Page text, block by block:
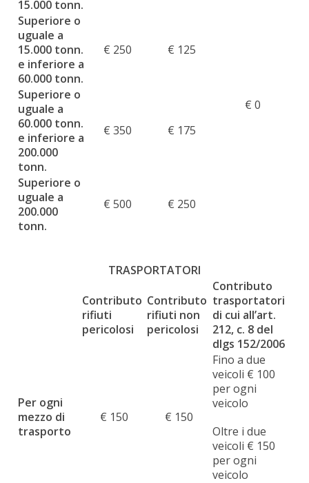
€ 0
15.000 tonn.
Superiore o
uguale a
15.000 tonn.
e inferiore a
60.000 tonn.
€ 250 € 125
Superiore o
uguale a
60.000 tonn.
e inferiore a
200.000
tonn.
€ 350 € 175
Superiore o
uguale a
200.000
tonn.
€ 500 € 250
TRASPORTATORI
Contributo
rifiuti
pericolosi
Contributo
rifiuti non
pericolosi
Contributo
trasportatori
di cui all’art.
212, c. 8 del
dlgs 152/2006
Per ogni
mezzo di
trasporto
€ 150 € 150
Fino a due
veicoli € 100
per ogni
veicolo
Oltre i due
veicoli € 150
per ogni
veicolo